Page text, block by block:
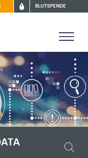
BLUTSPENDE